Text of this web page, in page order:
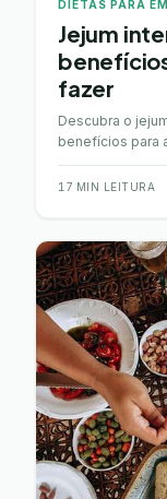
DIETAS PARA
Jejum
fazer
Descubra o
benefícios para
completo para
17 MIN LEITURA